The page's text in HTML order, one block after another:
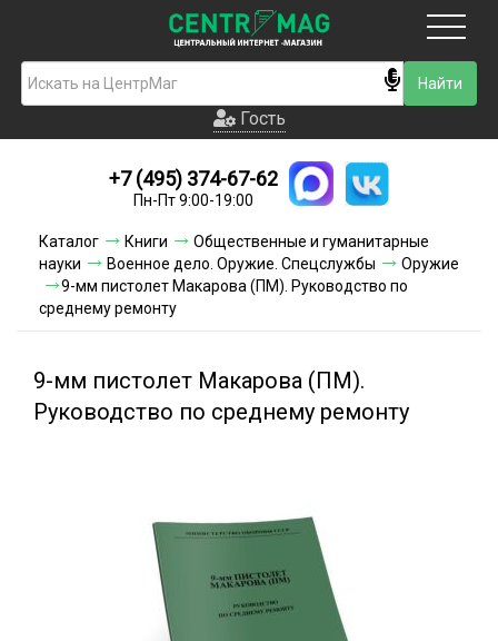
Гость
Новинки
Условия доставки
Условия оплаты
Акции и скидки
Гость
+7 (495) 374-67-62
Пн-Пт 9:00-19:00
Каталог Книги
Общественные и гуманитарные
науки
Военное дело. Оружие. Спецслужбы
Оружие
9-мм пистолет Макарова (ПМ). Руководство по
среднему ремонту
9-мм пистолет Макарова (ПМ).
Руководство по среднему ремонту